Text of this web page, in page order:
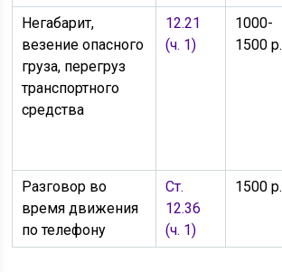
Негабарит,
везение опасного
груза, перегруз
транспортного
средства
12.21
(ч. 1)
1000-
1500 р.
Разговор во
время движения
по телефону
Ст.
12.36
(ч. 1)
1500 р.